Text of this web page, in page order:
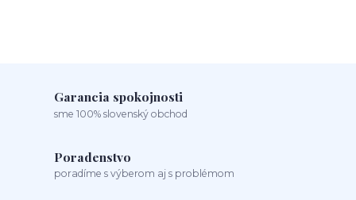
Garancia spokojnosti
sme 100% slovenský obchod
Poradenstvo
poradíme s výberom aj s problémom